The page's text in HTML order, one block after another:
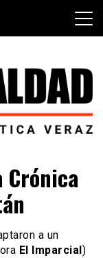
Crónica
a un
El Imparcial)